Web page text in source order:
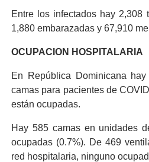
Entre los infectados hay 2,308
1,880 embarazadas y 67,910
OCUPACION HOSPITALARIA
En República Dominicana
camas para pacientes de
están ocupadas.
Hay 585 camas en unidades
ocupadas (0.7%). De 469
red hospitalaria, ninguno